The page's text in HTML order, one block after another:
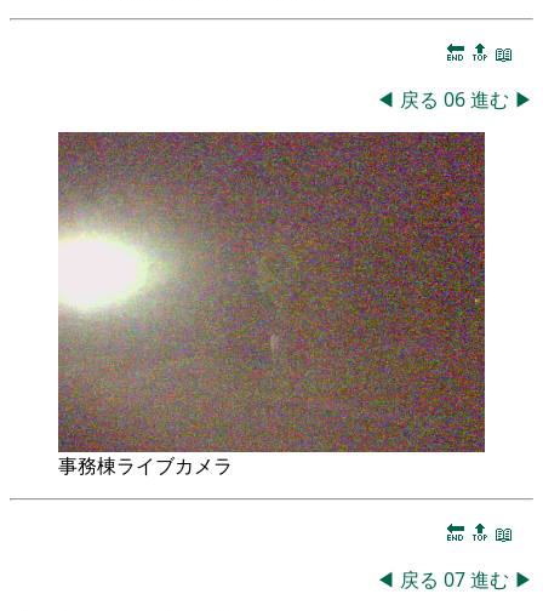
🔚 🔝 📖
◀ 戻る 06進む ▶
事務棟ライブカメラ
🔚 🔝 📖
◀ 戻る 07進む ▶